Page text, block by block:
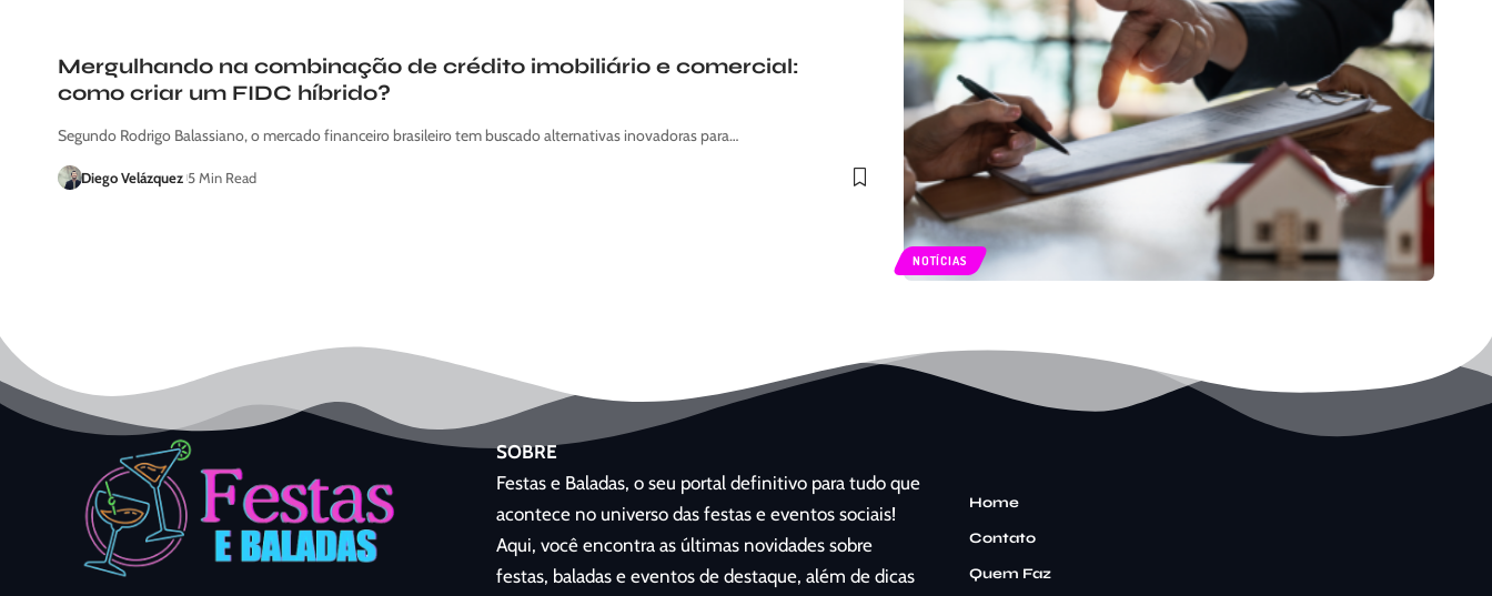
NOTÍCIAS
Mergulhando na combinação de crédito imobiliário e comercial:
como criar um FIDC híbrido?
Segundo Rodrigo Balassiano, o mercado financeiro brasileiro tem buscado alternativas inovadoras para…
Diego Velázquez 5 Min Read
SOBRE
Festas e Baladas, o seu portal definitivo para tudo que
acontece no universo das festas e eventos sociais!
Aqui, você encontra as últimas novidades sobre
festas, baladas e eventos de destaque, além de dicas
Home
Contato
Quem Faz